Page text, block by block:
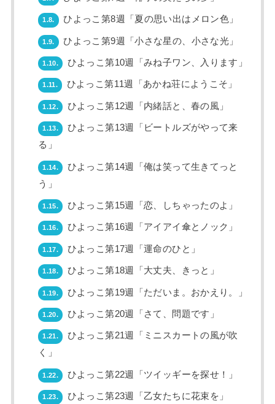
1.8. ひよっこ第8週「夏の思い出はメロン色」
1.9. ひよっこ第9週「小さな星の、小さな光」
1.10. ひよっこ第10週「みね子ワン、入ります」
1.11. ひよっこ第11週「あかね荘にようこそ」
1.12. ひよっこ第12週「内緒話と、春の風」
1.13.
ひよっこ第13週「ビートルズがやって来
る」
1.14.
ひよっこ第14週「俺は笑って生きてっと
う」
1.15. ひよっこ第15週「恋、しちゃったのよ」
1.16. ひよっこ第16週「アイアイ傘とノック」
1.17. ひよっこ第17週「運命のひと」
1.18. ひよっこ第18週「大丈夫、きっと」
1.19. ひよっこ第19週「ただいま。おかえり。」
1.20. ひよっこ第20週「さて、問題です」
1.21.
ひよっこ第21週「ミニスカートの風が吹
く」
1.22. ひよっこ第22週「ツイッギーを探せ！」
1.23. ひよっこ第23週「乙女たちに花束を」